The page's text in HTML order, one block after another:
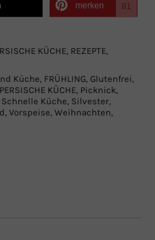
merken 81
KÜCHE, REZEPTE,
Küche, FRÜHLING, Glutenfrei,
PERSISCHE KÜCHE, Picknick,
Schnelle Küche, Silvester,
, Vorspeise, Weihnachten,